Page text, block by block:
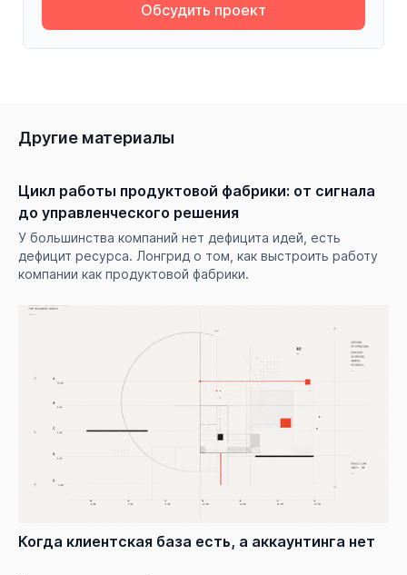
Обсудить проект
Другие материалы
Цикл работы продуктовой фабрики: от сигнала
до управленческого решения
У большинства компаний нет дефицита идей, есть
дефицит ресурса. Лонгрид о том, как выстроить работу
компании как продуктовой фабрики.
Когда клиентская база есть, а аккаунтинга нет